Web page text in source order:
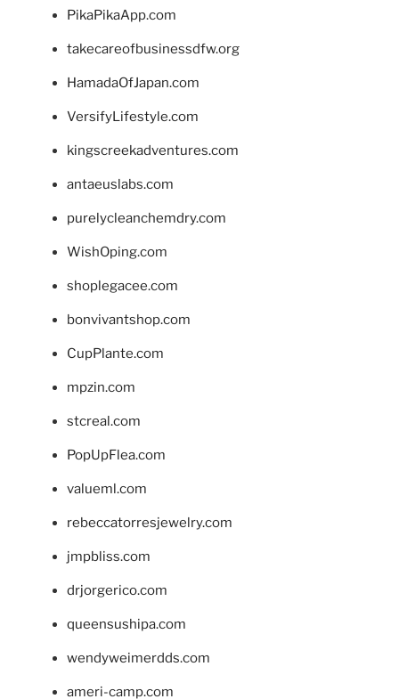
PikaPikaApp.com
takecareofbusinessdfw.org
HamadaOfJapan.com
VersifyLifestyle.com
kingscreekadventures.com
antaeuslabs.com
purelycleanchemdry.com
WishOping.com
shoplegacee.com
bonvivantshop.com
CupPlante.com
mpzin.com
stcreal.com
PopUpFlea.com
valueml.com
rebeccatorresjewelry.com
jmpbliss.com
drjorgerico.com
queensushipa.com
wendyweimerdds.com
ameri-camp.com